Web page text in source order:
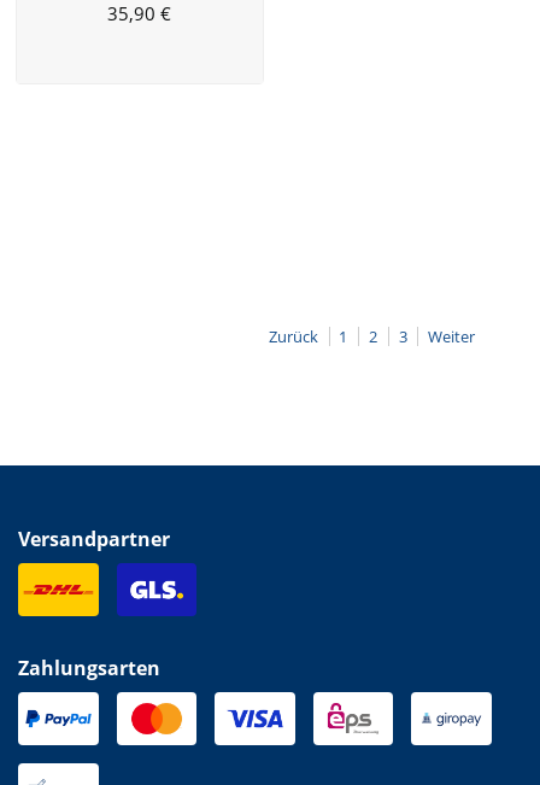
35,90 €
Zurück 1 2 3 Weiter
Versandpartner
Zahlungsarten